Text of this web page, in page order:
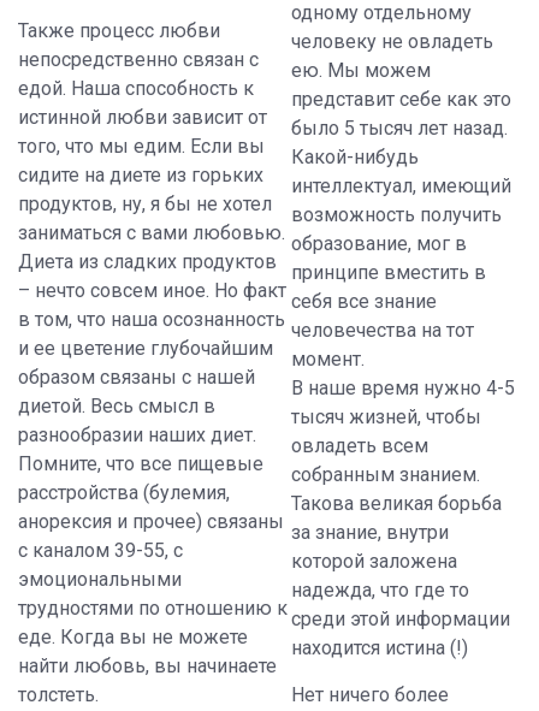
Также процесс любви
непосредственно связан с
едой. Наша способность к
истинной любви зависит от
того, что мы едим. Если вы
сидите на диете из горьких
продуктов, ну, я бы не хотел
заниматься с вами любовью.
Диета из сладких продуктов
– нечто совсем иное. Но факт
в том, что наша осознанность
и ее цветение глубочайшим
образом связаны с нашей
диетой. Весь смысл в
разнообразии наших диет.
Помните, что все пищевые
расстройства (булемия,
анорексия и прочее) связаны
с каналом 39-55, с
эмоциональными
трудностями по отношению к
еде. Когда вы не можете
найти любовь, вы начинаете
толстеть.
одному отдельному
человеку не овладеть
ею. Мы можем
представит себе как это
было 5 тысяч лет назад.
Какой-нибудь
интеллектуал, имеющий
возможность получить
образование, мог в
принципе вместить в
себя все знание
человечества на тот
момент.
В наше время нужно 4-5
тысяч жизней, чтобы
овладеть всем
собранным знанием.
Такова великая борьба
за знание, внутри
которой заложена
надежда, что где то
среди этой информации
находится истина(!)
Нет ничего более